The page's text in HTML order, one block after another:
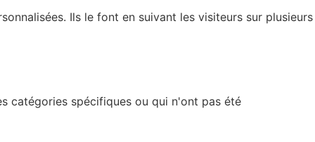
Ils le font en suivant les visiteurs sur plusieurs
catégories spécifiques ou qui n'ont pas été